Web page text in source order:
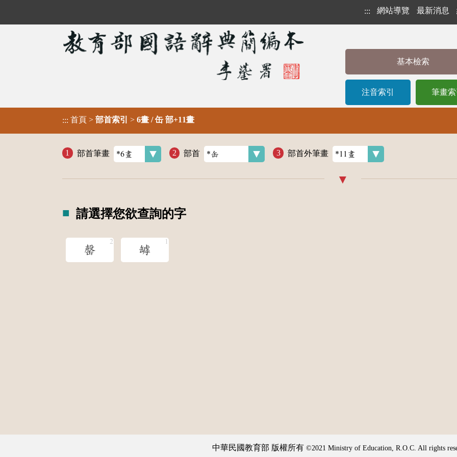
::: 網站導覽 最新消息
基本檢索
注音索引 筆畫索
::: 首頁 > 部首索引 > 6畫 / 缶 部+11畫
部首筆畫 部首 部首外筆畫
請選擇您欲查詢的字
罄 罅
中華民國教育部 版權所有 ©2021 Ministry of Education, R.O.C. All rights